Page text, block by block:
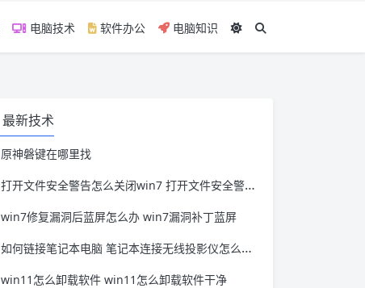
电脑技术 软件办公 电脑知识
最新技术
原神磐键在哪里找
打开文件安全警告怎么关闭win7 打开文件安全警告怎么关闭win11
win7修复漏洞后蓝屏怎么办 win7漏洞补丁蓝屏
如何链接笔记本电脑 笔记本连接无线投影仪怎么连接
win11怎么卸载软件 win11怎么卸载软件干净